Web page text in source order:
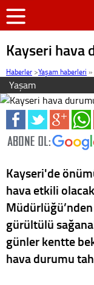
Kayseri hava
Haberler >Yaşam haberleri »
Yaşam
Kayseri'de
hava etkili
gürültülü
günler kentte
hava durumu